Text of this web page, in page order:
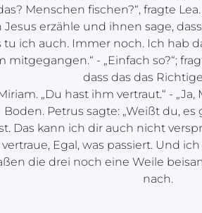
Menschen fischen?“, fragte
erzähle und ihnen sage,
tu ich auch. Immer noch. Ich hab
- „Einfach so?“;
dass das das
„Du hast ihm vertraut.“ -
Petrus sagte: „Weißt du,
Das kann ich dir auch nicht
vertraue, Egal, was passiert. Und
die drei noch eine Weile
nach.